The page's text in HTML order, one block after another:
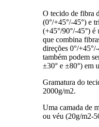
O tecido de fibra
(0°/+45°/-45°) e
(+45°/90°/-45°)
que combina
direções 0°/
também podem
±30° e ±80°) em
Gramatura do
2000g/m2.
Uma camada de
ou véu (20g/m2-